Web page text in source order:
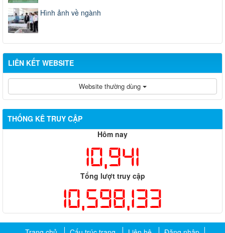
Hình ảnh về ngành
LIÊN KẾT WEBSITE
Website thường dùng
THỐNG KÊ TRUY CẬP
Hôm nay
10,941
Tổng lượt truy cập
10,598,133